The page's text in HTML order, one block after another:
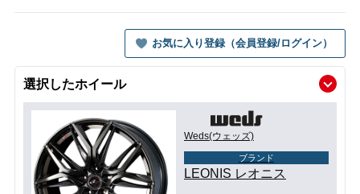
お気に入り登録（会員登録/ログイン）
選択したホイール
Weds(ウェッズ)
ブランド
LEONIS レオニス